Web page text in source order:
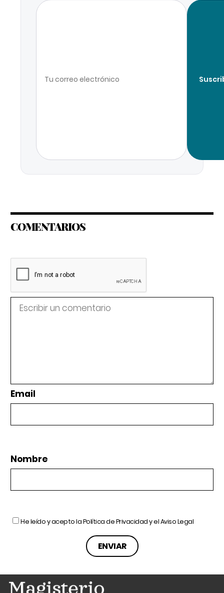
COMENTARIOS
Email
Nombre
He leído y acepto laPolítica de Privacidady elAviso Legal